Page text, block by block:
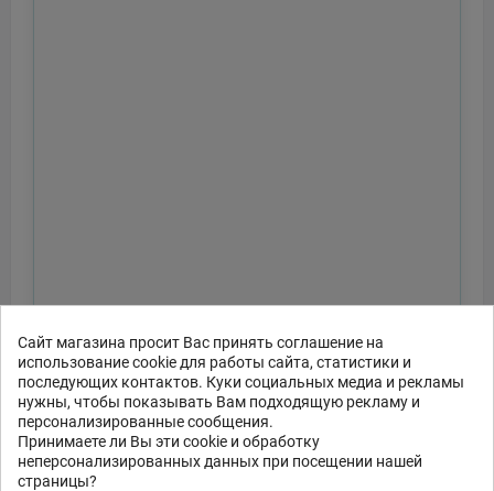
Сайт магазина просит Вас принять соглашение на
использование cookie для работы сайта, статистики и
последующих контактов. Куки социальных медиа и рекламы
нужны, чтобы показывать Вам подходящую рекламу и
персонализированные сообщения.
Принимаете ли Вы эти cookie и обработку
неперсонализированных данных при посещении нашей
страницы?